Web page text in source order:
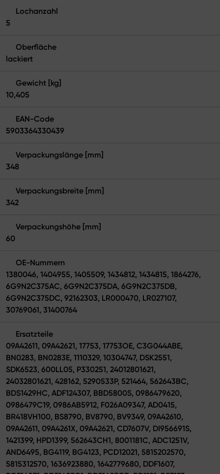
Lochanzahl
5
Oberfläche
lackiert
Gewicht [kg]
10,405
EAN-Code
5903364330439
Verpackungslänge [mm]
348
Verpackungsbreite [mm]
342
Verpackungshöhe [mm]
60
OE-Nummern
1380046, 1404955, 1405509, 1434812, 1434815, 1864276,
6G9N2C375AC, 6G9N2C375DA, 6G9N2C375DB,
6G9N2C375DC, 92162303, LR000470, LR027107,
30769061, 31400764
Ersatzteile
09A42611, 09A42621, 17753, 17753OE, C3G044ABE,
BN0283, BN0283E, 1110329, 10304747, DSK2551,
SDK6523, 600LL05, P330251, 24012801621,
24032801621, 428162, 5290533P, 521464, 562643BC,
BDS1429HC, ADF124307, BBD5800S, 0986479620,
0986479C19, 0986AB5912, F026A09347, AD0415,
BR418VH100, BS8790, BV8790, BV9349, 09A42610,
09A42611, 09A4261X, 09A42621, CD7607V, DI956691S,
1421399, HPD1399, 562643CH1, 8001181C, ADC1251V,
AND6495, BG4119, BG4123, PCD12021, 5815202570,
5815312570, 1636923880, 1642779680, DDF1607,